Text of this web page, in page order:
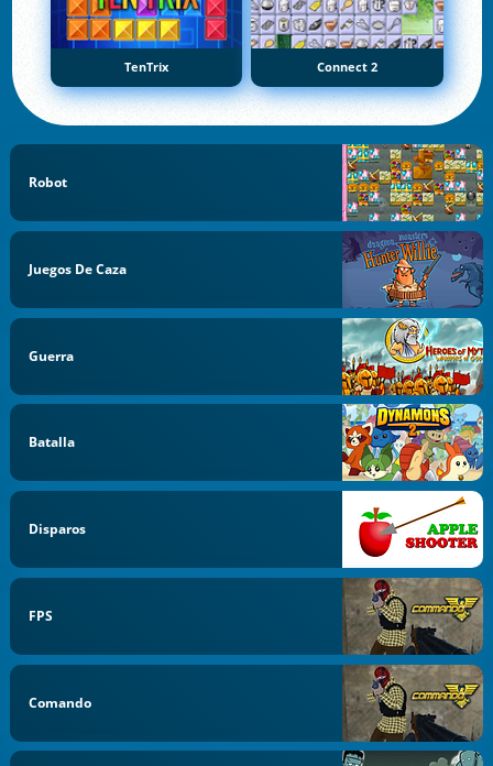
TenTrix Connect 2
Robot
Juegos De Caza
Guerra
Batalla
Disparos
FPS
Comando